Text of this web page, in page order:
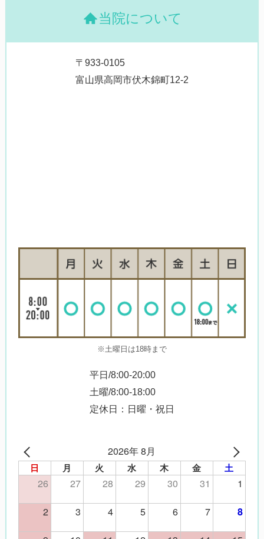
当院について
〒933-0105
富山県高岡市伏木錦町12-2
※土曜日は18時まで
平日/8:00-20:00
土曜/8:00-18:00
定休日：日曜・祝日
2026年 8月
日 月 火 水 木 金 土
26 27 28 29 30 31
1
2
3 4 5 6 7 8